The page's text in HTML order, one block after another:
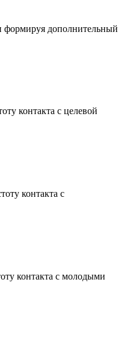
формируя дополнительный
контакта с целевой
контакта с
контакта с молодыми